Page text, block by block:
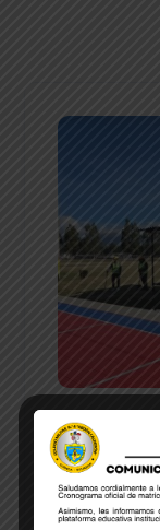
By
La